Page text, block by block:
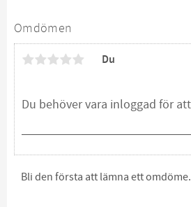
Omdömen
Du
Bli den första att lämna ett omdöme.